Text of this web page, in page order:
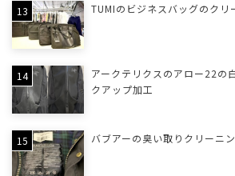
TUMIのビジネスバッグのクリ
アークテリクスのアロー22の
クアップ加工
バブアーの臭い取りクリーニ